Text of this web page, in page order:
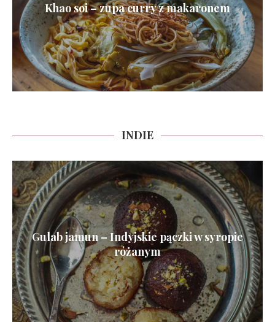
Khao soi – zupa curry z makaronem
INDIE
Gulab jamun – Indyjskie pączki w syropie
różanym